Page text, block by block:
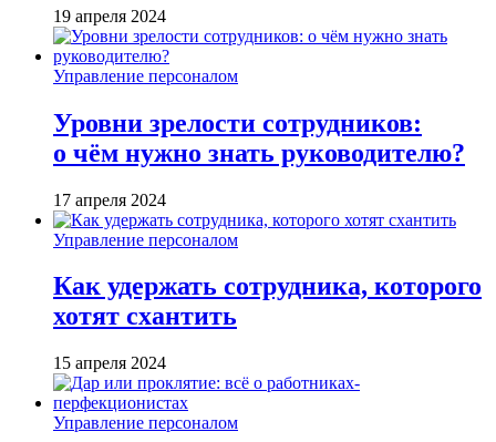
19 апреля 2024
Управление персоналом
Уровни зрелости сотрудников:
о чём нужно знать руководителю?
17 апреля 2024
Управление персоналом
Как удержать сотрудника, которого
хотят схантить
15 апреля 2024
Управление персоналом